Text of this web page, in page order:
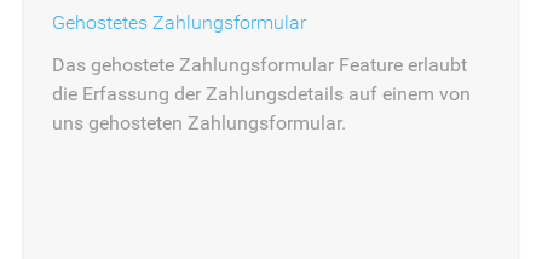
Gehostetes Zahlungsformular
Das gehostete Zahlungsformular Feature erlaubt
die Erfassung der Zahlungsdetails auf einem von
uns gehosteten Zahlungsformular.